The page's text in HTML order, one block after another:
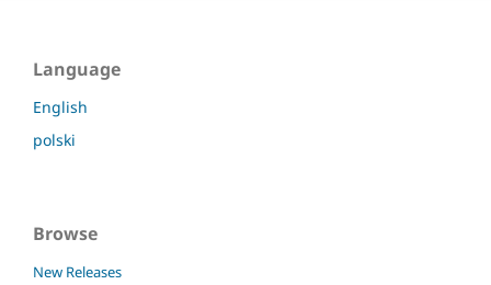
Language
English
polski
Browse
New Releases